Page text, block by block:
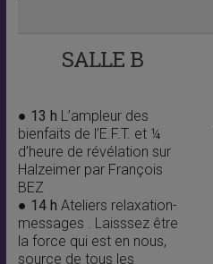
SALLE B
● 13 h L’ampleur des
bienfaits de l’E.F.T. et ¼
d’heure de révélation sur
Halzeimer par François
BEZ
● 14 h Ateliers relaxation-
messages . Laisssez être
la force qui est en nous,
source de tous les